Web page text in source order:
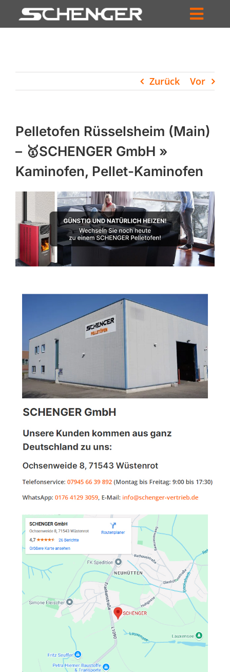
Inhalt
HÄNDLERSUCHE
UNTERNEHMEN
PROFIL
WARENKORB
PRODUCTS
SEARCH
Zurück Vor
Pelletofen Rüsselsheim (Main)
– 🥇SCHENGER GmbH »
Kaminofen, Pellet-Kaminofen